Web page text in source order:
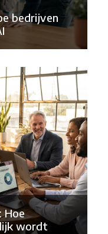
bedrijven
Hoe
wordt